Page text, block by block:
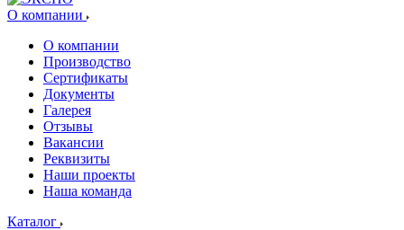
О компании
О компании
Производство
Сертификаты
Документы
Галерея
Отзывы
Вакансии
Реквизиты
Наши проекты
Наша команда
Каталог